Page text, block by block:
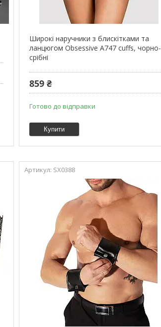
Широкі наручники з блискітками та
ланцюгом Obsessive A747 cuffs, чорно-
срібні
859 ₴
Готово до відправки
Купити
SX0388